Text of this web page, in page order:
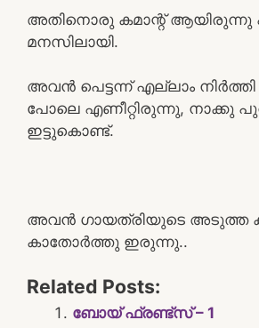
അതിനൊരു കമാന്റ്
മനസിലായി.
അവൻ പെട്ടന്ന് എല്ലാം
പോലെ എണീറ്റിരുന്നു, നാക്കു
ഇട്ടുകൊണ്ട്.
അവൻ ഗായത്രിയുടെ അടുത്ത
കാതോർത്തു ഇരുന്നു..
Related Posts:
ബോയ് ഫ്രണ്ട്‌സ് – 1